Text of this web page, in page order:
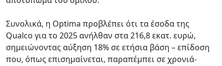
Συνολικά, η Optima προβλέπει ότι τα έσοδα της
Qualco για το 2025 ανήλθαν στα 216,8 εκατ. ευρώ,
σημειώνοντας αύξηση 18% σε ετήσια βάση – επίδοση
που, όπως επισημαίνεται, παραπέμπει σε χρονιά-